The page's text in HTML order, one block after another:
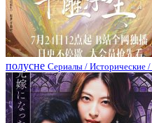
полусне Сериалы / Исторические